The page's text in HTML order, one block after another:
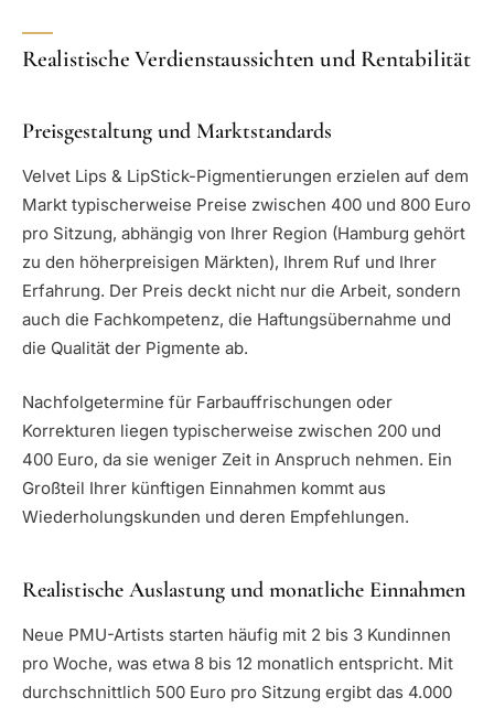
Realistische Verdienstaussichten und Rentabilität
Preisgestaltung und Marktstandards
Velvet Lips & LipStick-Pigmentierungen erzielen auf dem
Markt typischerweise Preise zwischen 400 und 800 Euro
pro Sitzung, abhängig von Ihrer Region (Hamburg gehört
zu den höherpreisigen Märkten), Ihrem Ruf und Ihrer
Erfahrung. Der Preis deckt nicht nur die Arbeit, sondern
auch die Fachkompetenz, die Haftungsübernahme und
die Qualität der Pigmente ab.
Nachfolgetermine für Farbauffrischungen oder
Korrekturen liegen typischerweise zwischen 200 und
400 Euro, da sie weniger Zeit in Anspruch nehmen. Ein
Großteil Ihrer künftigen Einnahmen kommt aus
Wiederholungskunden und deren Empfehlungen.
Realistische Auslastung und monatliche Einnahmen
Neue PMU-Artists starten häufig mit 2 bis 3 Kundinnen
pro Woche, was etwa 8 bis 12 monatlich entspricht. Mit
durchschnittlich 500 Euro pro Sitzung ergibt das 4.000